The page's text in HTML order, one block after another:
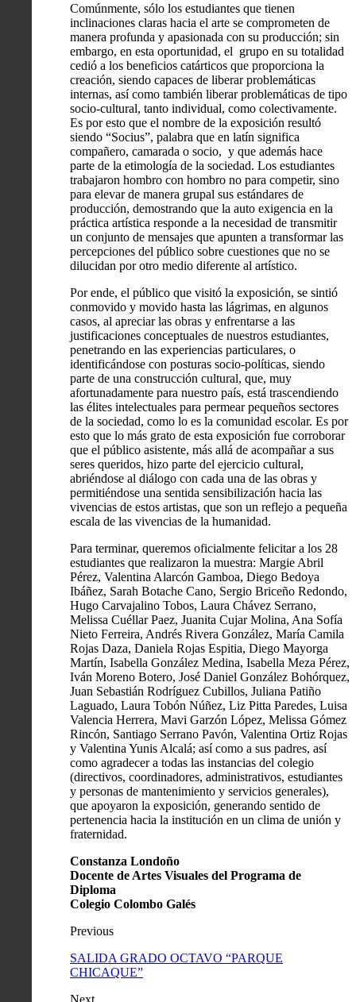
Comúnmente, sólo los estudiantes que tienen
inclinaciones claras hacia el arte se comprometen de
manera profunda y apasionada con su producción; sin
embargo, en esta oportunidad, el grupo en su totalidad
cedió a los beneficios catárticos que proporciona la
creación, siendo capaces de liberar problemáticas
internas, así como también liberar problemáticas de tipo
socio-cultural, tanto individual, como colectivamente.
Es por esto que el nombre de la exposición resultó
siendo “Socius”, palabra que en latín significa
compañero, camarada o socio, y que además hace
parte de la etimología de la sociedad. Los estudiantes
trabajaron hombro con hombro no para competir, sino
para elevar de manera grupal sus estándares de
producción, demostrando que la auto exigencia en la
práctica artística responde a la necesidad de transmitir
un conjunto de mensajes que apunten a transformar las
percepciones del público sobre cuestiones que no se
dilucidan por otro medio diferente al artístico.
Por ende, el público que visitó la exposición, se sintió
conmovido y movido hasta las lágrimas, en algunos
casos, al apreciar las obras y enfrentarse a las
justificaciones conceptuales de nuestros estudiantes,
penetrando en las experiencias particulares, o
identificándose con posturas socio-políticas, siendo
parte de una construcción cultural, que, muy
afortunadamente para nuestro país, está trascendiendo
las élites intelectuales para permear pequeños sectores
de la sociedad, como lo es la comunidad escolar. Es por
esto que lo más grato de esta exposición fue corroborar
que el público asistente, más allá de acompañar a sus
seres queridos, hizo parte del ejercicio cultural,
abriéndose al diálogo con cada una de las obras y
permitiéndose una sentida sensibilización hacia las
vivencias de estos artistas, que son un reflejo a pequeña
escala de las vivencias de la humanidad.
Para terminar, queremos oficialmente felicitar a los 28
estudiantes que realizaron la muestra: Margie Abril
Pérez, Valentina Alarcón Gamboa, Diego Bedoya
Ibáñez, Sarah Botache Cano, Sergio Briceño Redondo,
Hugo Carvajalino Tobos, Laura Chávez Serrano,
Melissa Cuéllar Paez, Juanita Cujar Molina, Ana Sofía
Nieto Ferreira, Andrés Rivera González, María Camila
Rojas Daza, Daniela Rojas Espitia, Diego Mayorga
Martín, Isabella González Medina, Isabella Meza Pérez,
Iván Moreno Botero, José Daniel González Bohórquez,
Juan Sebastián Rodríguez Cubillos, Juliana Patiño
Laguado, Laura Tobón Núñez, Liz Pitta Paredes, Luisa
Valencia Herrera, Mavi Garzón López, Melissa Gómez
Rincón, Santiago Serrano Pavón, Valentina Ortiz Rojas
y Valentina Yunis Alcalá; así como a sus padres, así
como agradecer a todas las instancias del colegio
(directivos, coordinadores, administrativos, estudiantes
y personas de mantenimiento y servicios generales),
que apoyaron la exposición, generando sentido de
pertenencia hacia la institución en un clima de unión y
fraternidad.
Constanza Londoño
Docente de Artes Visuales del Programa de
Diploma
Colegio Colombo Galés
Previous
SALIDA GRADO OCTAVO “PARQUE
CHICAQUE”
Next